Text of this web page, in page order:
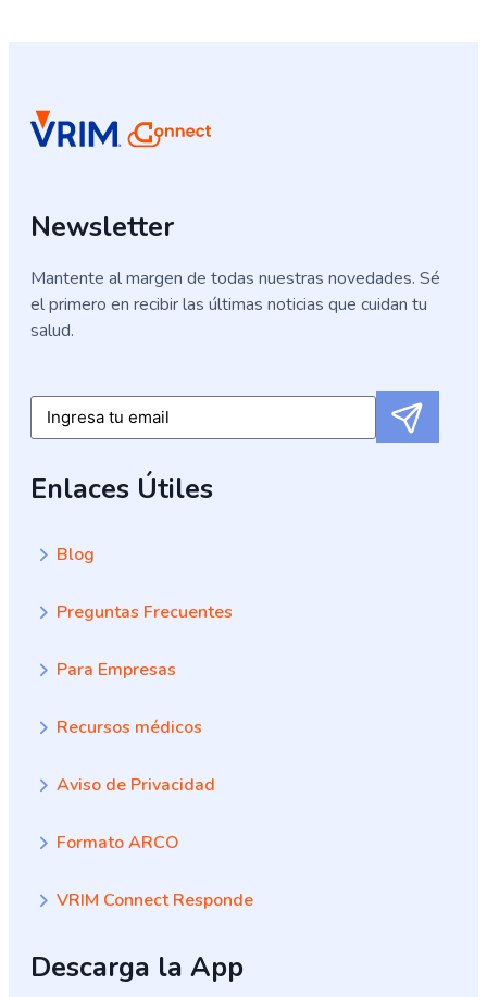
Newsletter
Mantente al margen de todas nuestras novedades. Sé
el primero en recibir las últimas noticias que cuidan tu
salud.
Email Submit
Enlaces Útiles
Blog
Preguntas Frecuentes
Para Empresas
Recursos médicos
Aviso de Privacidad
Formato ARCO
VRIM Connect Responde
Descarga la App